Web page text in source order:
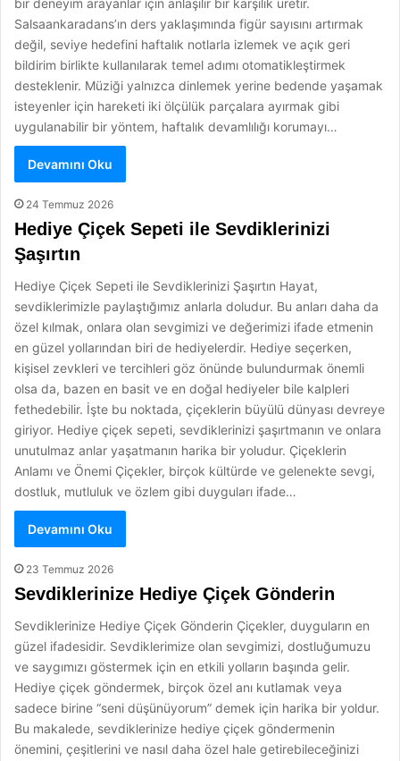
bir deneyim arayanlar için anlaşılır bir karşılık üretir.
Salsaankaradans’ın ders yaklaşımında figür sayısını artırmak
değil, seviye hedefini haftalık notlarla izlemek ve açık geri
bildirim birlikte kullanılarak temel adımı otomatikleştirmek
desteklenir. Müziği yalnızca dinlemek yerine bedende yaşamak
isteyenler için hareketi iki ölçülük parçalara ayırmak gibi
uygulanabilir bir yöntem, haftalık devamlılığı korumayı…
Devamını Oku
24 Temmuz 2026
Hediye Çiçek Sepeti ile Sevdiklerinizi
Şaşırtın
Hediye Çiçek Sepeti ile Sevdiklerinizi Şaşırtın Hayat,
sevdiklerimizle paylaştığımız anlarla doludur. Bu anları daha da
özel kılmak, onlara olan sevgimizi ve değerimizi ifade etmenin
en güzel yollarından biri de hediyelerdir. Hediye seçerken,
kişisel zevkleri ve tercihleri göz önünde bulundurmak önemli
olsa da, bazen en basit ve en doğal hediyeler bile kalpleri
fethedebilir. İşte bu noktada, çiçeklerin büyülü dünyası devreye
giriyor. Hediye çiçek sepeti, sevdiklerinizi şaşırtmanın ve onlara
unutulmaz anlar yaşatmanın harika bir yoludur. Çiçeklerin
Anlamı ve Önemi Çiçekler, birçok kültürde ve gelenekte sevgi,
dostluk, mutluluk ve özlem gibi duyguları ifade…
Devamını Oku
23 Temmuz 2026
Sevdiklerinize Hediye Çiçek Gönderin
Sevdiklerinize Hediye Çiçek Gönderin Çiçekler, duyguların en
güzel ifadesidir. Sevdiklerimize olan sevgimizi, dostluğumuzu
ve saygımızı göstermek için en etkili yolların başında gelir.
Hediye çiçek göndermek, birçok özel anı kutlamak veya
sadece birine “seni düşünüyorum” demek için harika bir yoldur.
Bu makalede, sevdiklerinize hediye çiçek göndermenin
önemini, çeşitlerini ve nasıl daha özel hale getirebileceğinizi